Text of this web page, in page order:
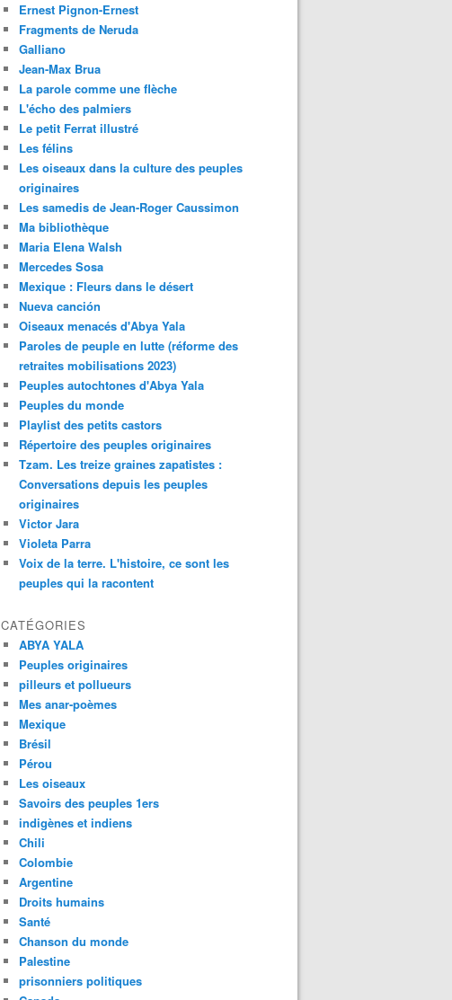
Ernest Pignon-Ernest
Fragments de Neruda
Galliano
Jean-Max Brua
La parole comme une flèche
L'écho des palmiers
Le petit Ferrat illustré
Les félins
Les oiseaux dans la culture des peuples
originaires
Les samedis de Jean-Roger Caussimon
Ma bibliothèque
Maria Elena Walsh
Mercedes Sosa
Mexique : Fleurs dans le désert
Nueva canción
Oiseaux menacés d'Abya Yala
Paroles de peuple en lutte (réforme des
retraites mobilisations 2023)
Peuples autochtones d'Abya Yala
Peuples du monde
Playlist des petits castors
Répertoire des peuples originaires
Tzam. Les treize graines zapatistes :
Conversations depuis les peuples
originaires
Victor Jara
Violeta Parra
Voix de la terre. L'histoire, ce sont les
peuples qui la racontent
CATÉGORIES
ABYA YALA
Peuples originaires
pilleurs et pollueurs
Mes anar-poèmes
Mexique
Brésil
Pérou
Les oiseaux
Savoirs des peuples 1ers
indigènes et indiens
Chili
Colombie
Argentine
Droits humains
Santé
Chanson du monde
Palestine
prisonniers politiques